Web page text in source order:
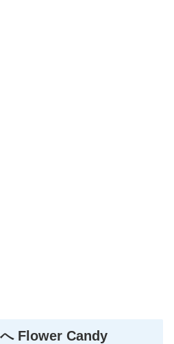
Flower Candy